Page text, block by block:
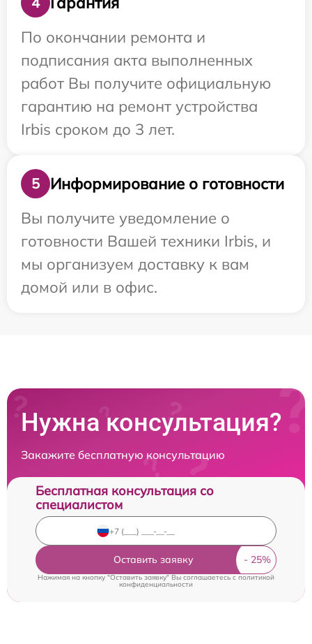
По окончании ремонта и
подписания акта выполненных
работ Вы получите официальную
гарантию на ремонт устройства
Irbis сроком до 3 лет.
5
Информирование о готовности
Вы получите уведомление о
готовности Вашей техники Irbis, и
мы организуем доставку к вам
домой или в офис.
Нужна консультация?
Закажите бесплатную консультацию
Бесплатная консультация со
специалистом
Оставить заявку
Нажимая на кнопку "Оставить заявку" Вы соглашаетесь c политикой
конфиденциальности